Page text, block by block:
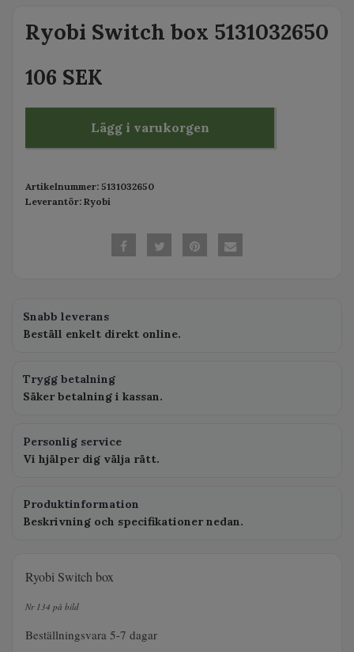
Ryobi Switch box 5131032650
106 SEK
Lägg i varukorgen
Artikelnummer: 5131032650
Leverantör: Ryobi
Snabb leverans
Beställ enkelt direkt online.
Trygg betalning
Säker betalning i kassan.
Personlig service
Vi hjälper dig välja rätt.
Produktinformation
Beskrivning och specifikationer nedan.
Ryobi Switch box
Nr 134 på bild
Beställningsvara 5-7 dagar